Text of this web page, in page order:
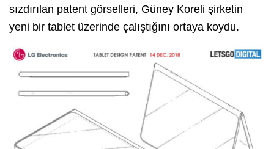
sızdırılan patent görselleri, Güney Koreli şirketin
yeni bir tablet üzerinde çalıştığını ortaya koydu.